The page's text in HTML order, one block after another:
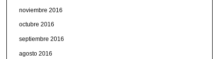
noviembre 2016
octubre 2016
septiembre 2016
agosto 2016